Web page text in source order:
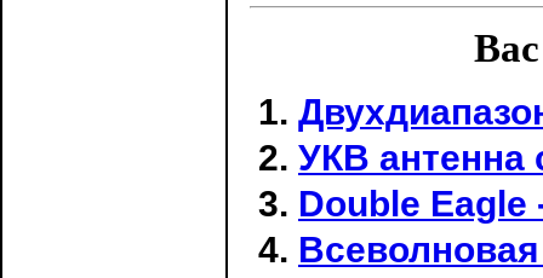
УКВ антенна
Double Eagle